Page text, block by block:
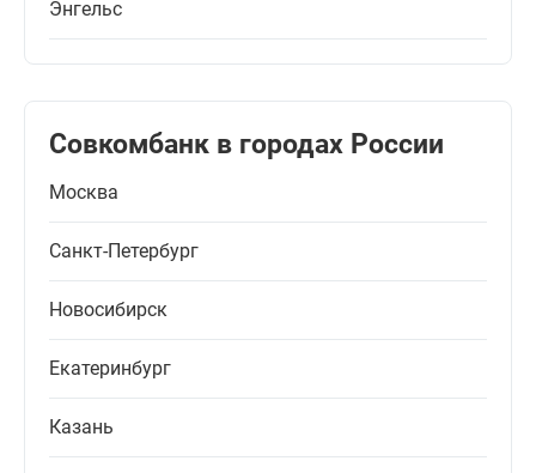
Энгельс
Совкомбанк в городах России
Москва
Санкт-Петербург
Новосибирск
Екатеринбург
Казань